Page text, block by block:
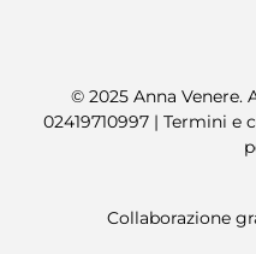
© 2025 Anna Venere.
02419710997 | Termini e
Collaborazione